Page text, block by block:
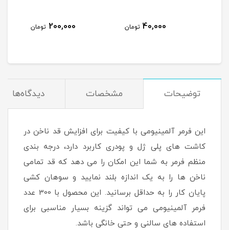
40,000 تومان 200,000 تومان
توضیحات مشخصات دیدگاه‌ها
این فرمر آلمینیومی با کیفیت برای افزایش قد ناخن در
کاشت های پلی ژل و پودری کاربرد دارد، درجه بندی
منظم فرمر به شما این امکان را می دهد که قد تمامی
ناخن ها را به یک اندازه بلند نمایید و سوهان کشی
پایان کار را به حداقل برسانید. این محصول با 300 عدد
فرمر آلمینیومی می تواند گزینه بسیار مناسبی برای
استفاده های سالنی و حتی خانگی باشد.